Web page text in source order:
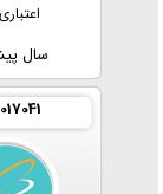
1 سال